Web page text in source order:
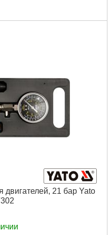
двигателей, 21 бар Yato